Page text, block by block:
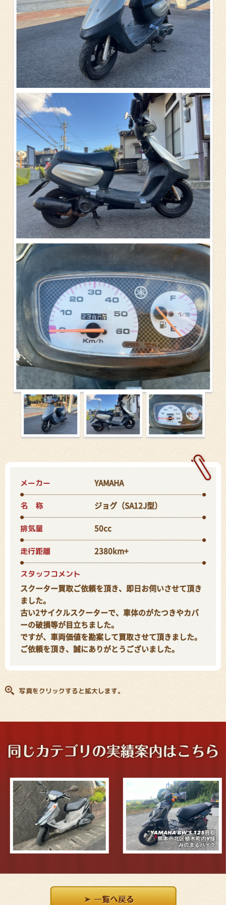
メーカー YAMAHA
名 称 ジョグ（SA12J型）
排気量 50cc
走行距離 2380km+
スタッフコメント
スクーター買取ご依頼を頂き、即日お伺いさせて頂き
ました。
古い2サイクルスクーターで、車体のがたつきやカバ
ーの破損等が目立ちました。
ですが、車両価値を勘案して買取させて頂きました。
ご依頼を頂き、誠にありがとうございました。
写真をクリックすると拡大します。